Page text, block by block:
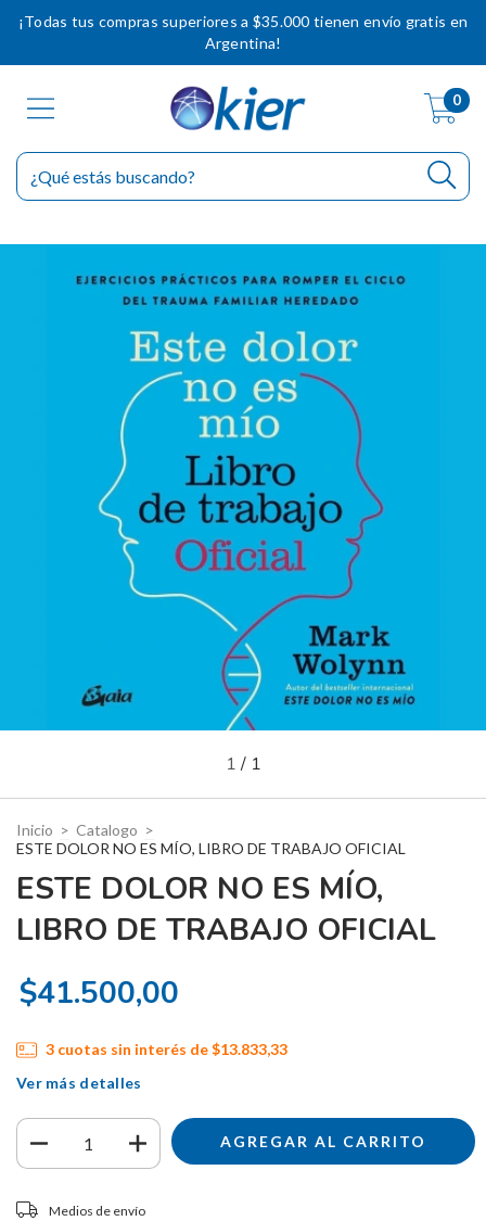
¡Todas tus compras superiores a $35.000 tienen envío gratis en
Argentina!
0
1 / 1
Inicio > Catalogo >
ESTE DOLOR NO ES MÍO, LIBRO DE TRABAJO OFICIAL
ESTE DOLOR NO ES MÍO,
LIBRO DE TRABAJO OFICIAL
$41.500,00
3 cuotas sin interés de$13.833,33
Ver más detalles
Entregas para el CP:
Medios de envío